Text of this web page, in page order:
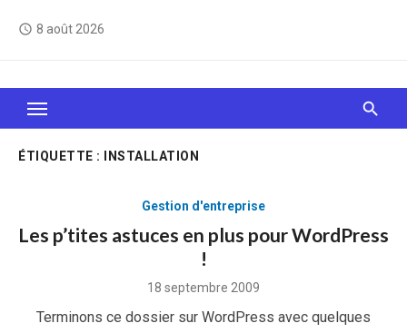
access_time 8 août 2026
Le Web, c'est comme une boîte de chocolats… On
sait jamais sur quoi on va tomber !
ÉTIQUETTE : INSTALLATION
Gestion d'entreprise
Les p’tites astuces en plus pour WordPress
!
Posted
18 septembre 2009
Terminons ce dossier sur WordPress avec quelques